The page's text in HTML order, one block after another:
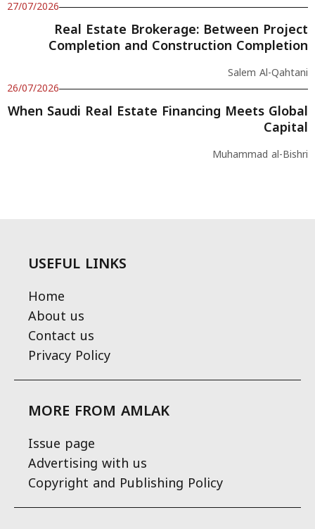
27/07/2026
Real Estate Brokerage: Between Project
Completion and Construction Completion
Salem Al-Qahtani
26/07/2026
When Saudi Real Estate Financing Meets Global
Capital
Muhammad al-Bishri
USEFUL LINKS
Home
About us
Contact us
Privacy Policy
MORE FROM AMLAK
Issue page
Advertising with us
Copyright and Publishing Policy